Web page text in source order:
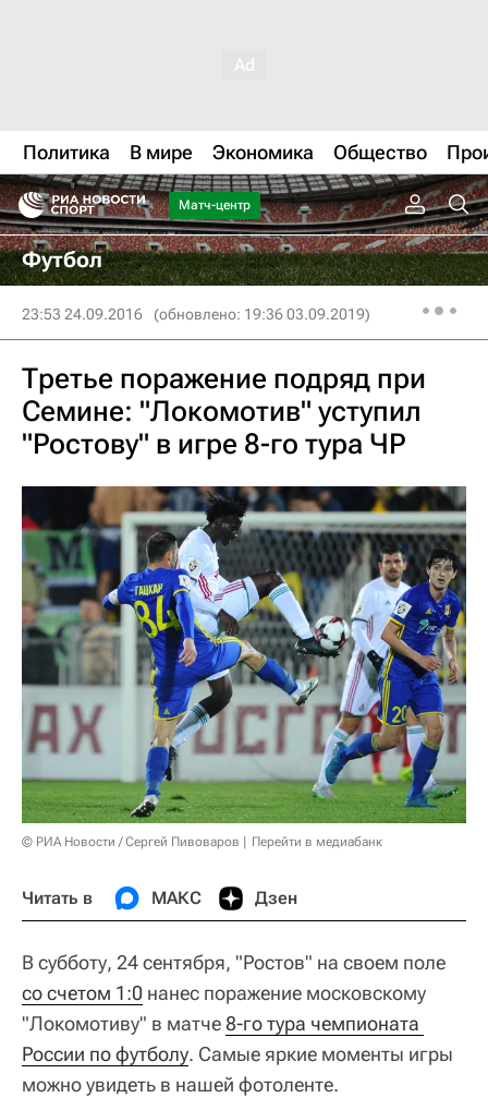
Политика В мире Экономика Общество
Матч-центр
Футбол
23:53 24.09.2016 (обновлено: 19:36 03.09.2019)
Третье поражение подряд при
Семине: "Локомотив" уступил
"Ростову" в игре 8-го тура ЧР
© РИА Новости / Сергей Пивоваров Перейти в медиабанк
Читать в МАКС Дзен
В субботу, 24 сентября, "Ростов" на своем поле
со счетом 1:0 нанес поражение московскому
"Локомотиву" в матче 8-го тура чемпионата
России по футболу. Самые яркие моменты игры
можно увидеть в нашей фотоленте.